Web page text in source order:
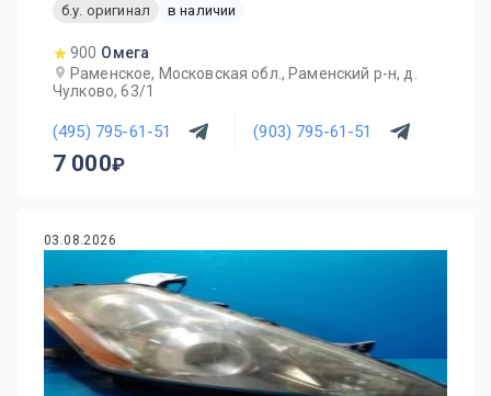
б.у. оригинал
в наличии
900 Омега
Раменское, Московская обл., Раменский р-н, д.
Чулково, 63/1
(495) 795-61-51 (903) 795-61-51
7 000
03.08.2026